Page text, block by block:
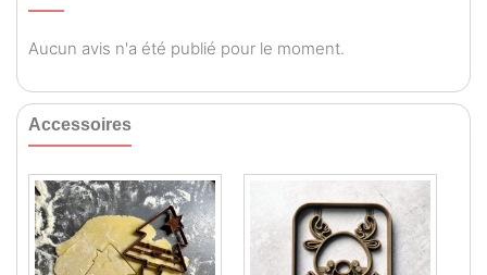
Aucun avis n'a été publié pour le moment.
Accessoires